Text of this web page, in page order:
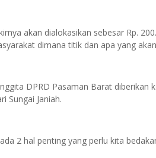
akan dialokasikan sebesar Rp.
dimana titik dan apa yang
DPRD Pasaman Barat diberikan
Sungai Janiah.
2 hal penting yang perlu kita